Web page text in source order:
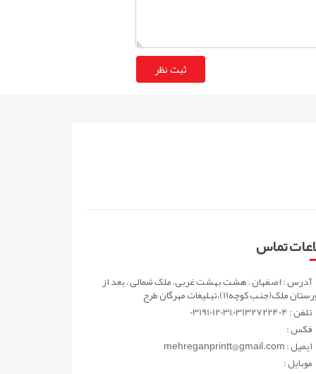
تماس
آدرس : اصفهان ، هشت بهشت غربی، ملک شمالی ، بعد از
ملک(جنب کوچه11)،تبلیغات مهرگان طرح
تلفن : 03191012031,03132722404
فکس :
ايميل : mehreganprintt@gmail.com
موبايل :